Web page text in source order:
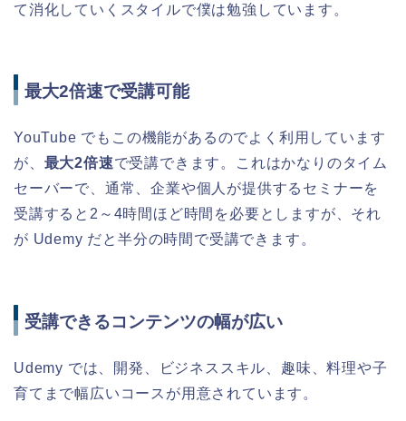
て消化していくスタイルで僕は勉強しています。
最大2倍速で受講可能
YouTube でもこの機能があるのでよく利用しています
が、 最大2倍速で受講できます。これはかなりのタイム
セーバーで、通常、企業や個人が提供するセミナーを
受講すると2～4時間ほど時間を必要としますが、それ
が Udemy だと半分の時間で受講できます。
受講できるコンテンツの幅が広い
Udemy では、開発、ビジネススキル、趣味、料理や子
育てまで幅広いコースが用意されています。